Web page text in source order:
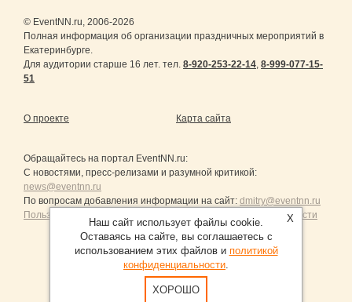
© EventNN.ru, 2006-2026
Полная информация об организации праздничных мероприятий в
Екатеринбурге.
Для аудитории старше 16 лет. тел. 8-920-253-22-14 8-999-077-15-
51
О проекте Карта сайта
Обращайтесь на портал EventNN.ru:
С новостями, пресс-релизами и разумной критикой:
news@eventnn.ru
По вопросам добавления информации на сайт: dmitry@eventnn.ru
Пользовательское Соглашение и политика конфиденциальности
Продвижение сайтов Санкт-Петербург
X
Наш сайт использует файлы cookie.
Оставаясь на сайте, вы соглашаетесь с
использованием этих файлов и политикой
конфиденциальности.
ХОРОШО